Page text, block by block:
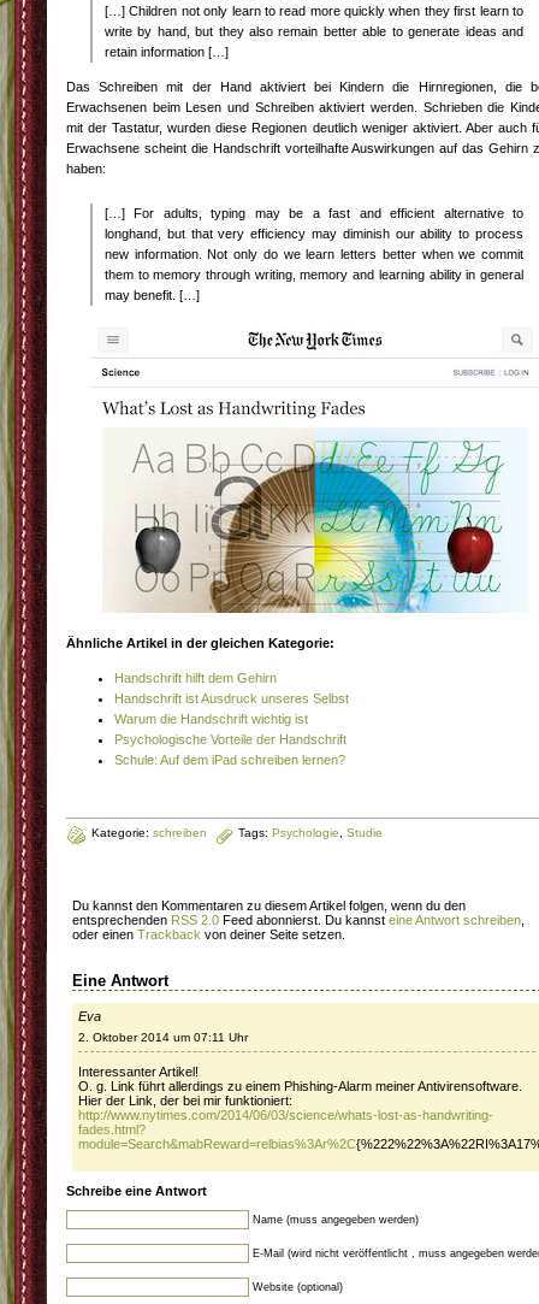
[…] Children not only learn to read more quickly when they first learn to
write by hand, but they also remain better able to generate ideas and
retain information […]
Das Schreiben mit der Hand aktiviert bei Kindern die Hirnregionen, die
Erwachsenen beim Lesen und Schreiben aktiviert werden. Schrieben die
mit der Tastatur, wurden diese Regionen deutlich weniger aktiviert. Aber auch
Erwachsene scheint die Handschrift vorteilhafte Auswirkungen auf das Gehirn
haben:
[…] For adults, typing may be a fast and efficient alternative to
longhand, but that very efficiency may diminish our ability to process
new information. Not only do we learn letters better when we commit
them to memory through writing, memory and learning ability in general
may benefit. […]
Ähnliche Artikel in der gleichen Kategorie:
Handschrift hilft dem Gehirn
Handschrift ist Ausdruck unseres Selbst
Warum die Handschrift wichtig ist
Psychologische Vorteile der Handschrift
Schule: Auf dem iPad schreiben lernen?
Kategorie: schreiben Tags: Psychologie Studie
Du kannst den Kommentaren zu diesem Artikel folgen, wenn du den
entsprechenden RSS 2.0 Feed abonnierst. Du kannst eine Antwort schreiben
oder einen Trackback von deiner Seite setzen.
Eine Antwort
Eva
2. Oktober 2014 um 07:11 Uhr
Interessanter Artikel!
O. g. Link führt allerdings zu einem Phishing-Alarm meiner Antivirensoftware.
Hier der Link, der bei mir funktioniert:
http://www.nytimes.com/2014/06/03/science/whats-lost-as-handwriting-
fades.html?
module=Search&mabReward=relbias%3Ar%2C
Schreibe eine Antwort
Name (muss angegeben werden)
E-Mail (wird nicht veröffentlicht , muss angegeben
Website (optional)